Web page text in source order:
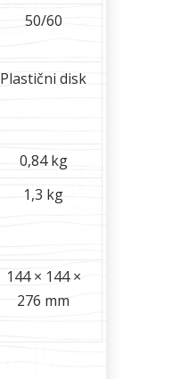
50/60
Plastični disk
0,84 kg
1,3 kg
144 × 144 ×
276 mm